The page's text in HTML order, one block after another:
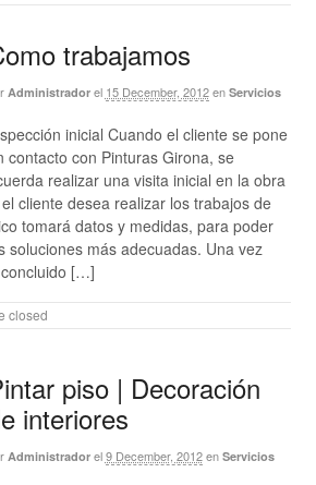
trabajamos
Administrador el 15 December, 2012 en Servicios
inicial Cuando el cliente se pone
contacto con Pinturas Girona, se
realizar una visita inicial en la obra
cliente desea realizar los trabajos de
tomará datos y medidas, para poder
soluciones más adecuadas. Una vez
[…]
closed
piso | Decoración
interiores
Administrador el 9 December, 2012 en Servicios